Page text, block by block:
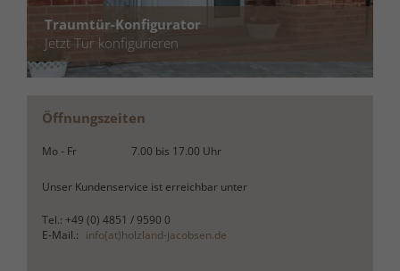
Traumtür-Konfigurator
Jetzt Tür konfigurieren
Öffnungszeiten
Mo - Fr 7.00 bis 17.00 Uhr
Unser Kundenservice ist erreichbar unter
Tel.: +49 (0) 4851 / 9590 0
E-Mail.: info(at)holzland-jacobsen.de